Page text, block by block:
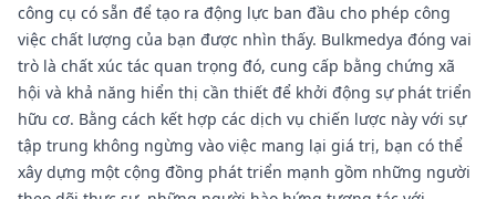
công cụ có sẵn để tạo ra động lực ban đầu cho phép công
việc chất lượng của bạn được nhìn thấy. Bulkmedya đóng vai
trò là chất xúc tác quan trọng đó, cung cấp bằng chứng xã
hội và khả năng hiển thị cần thiết để khởi động sự phát triển
hữu cơ. Bằng cách kết hợp các dịch vụ chiến lược này với sự
tập trung không ngừng vào việc mang lại giá trị, bạn có thể
xây dựng một cộng đồng phát triển mạnh gồm những người